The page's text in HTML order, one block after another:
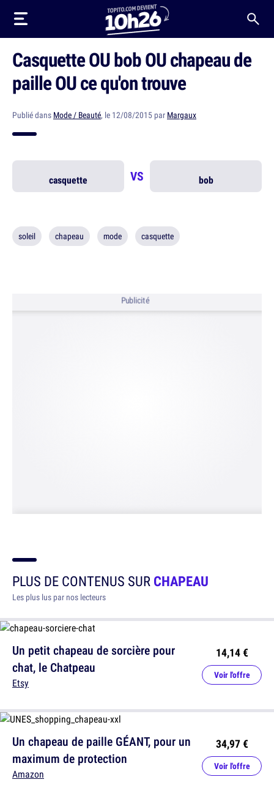
Casquette OU bob OU chapeau de
paille OU ce qu'on trouve
Publié dans Mode / Beauté, le 12/08/2015 par Margaux
casquette VS bob
soleil chapeau mode casquette
Publicité
PLUS DE CONTENUS SURCHAPEAU
Les plus lus par nos lecteurs
Un petit chapeau de sorcière pour
chat, le Chatpeau
Etsy
14,14 €
Voir l'offre
Un chapeau de paille GÉANT, pour un
maximum de protection
Amazon
34,97 €
Voir l'offre